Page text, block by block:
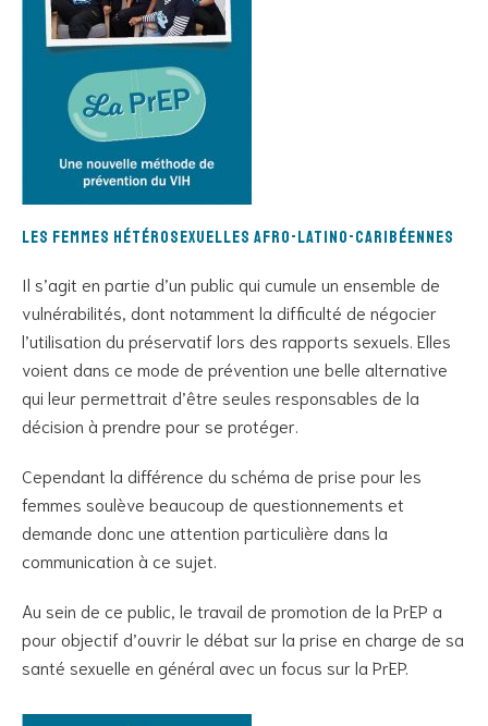
Les femmes hétérosexuelles afro-latino-caribéennes
Il s’agit en partie d’un public qui cumule un ensemble de
vulnérabilités, dont notamment la difficulté de négocier
l’utilisation du préservatif lors des rapports sexuels. Elles
voient dans ce mode de prévention une belle alternative
qui leur permettrait d’être seules responsables de la
décision à prendre pour se protéger.
Cependant la différence du schéma de prise pour les
femmes soulève beaucoup de questionnements et
demande donc une attention particulière dans la
communication à ce sujet.
Au sein de ce public, le travail de promotion de la PrEP a
pour objectif d’ouvrir le débat sur la prise en charge de sa
santé sexuelle en général avec un focus sur la PrEP.